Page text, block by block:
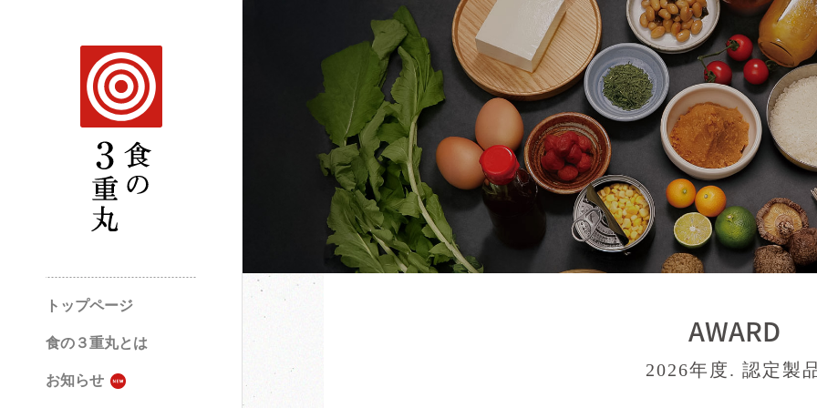
トップページ
食の３重丸とは
お知らせ
AWARD
2026年度. 認定製